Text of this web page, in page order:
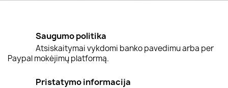
Saugumo politika
Atsiskaitymai vykdomi banko pavedimu arba per
Paypal mokėjimų platformą.
Pristatymo informacija